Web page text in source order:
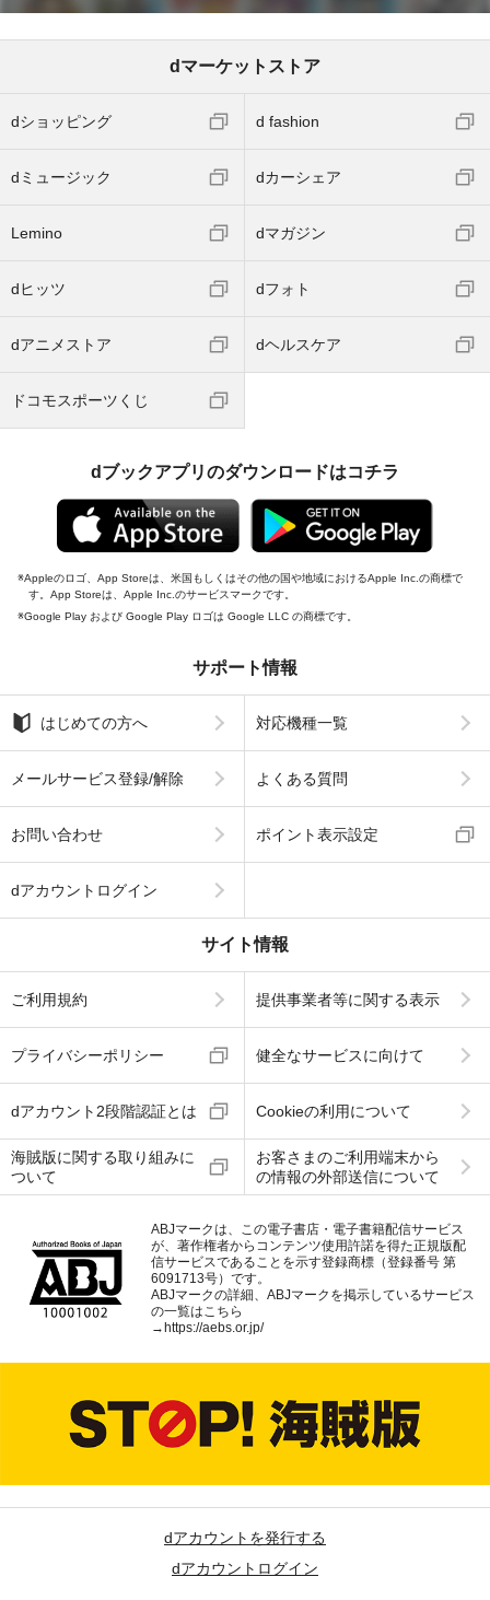
dマーケットストア
dショッピング d fashion
dミュージック dカーシェア
Lemino dマガジン
dヒッツ dフォト
dアニメストア dヘルスケア
ドコモスポーツくじ
dブックアプリのダウンロードはコチラ
Appleのロゴ、App Storeは、米国もしくはその他の国や地域におけるApple Inc.の商標で
す。App Storeは、Apple Inc.のサービスマークです。
Google Play および Google Play ロゴは Google LLC の商標です。
サポート情報
はじめての方へ 対応機種一覧
メールサービス登録/解除 よくある質問
お問い合わせ ポイント表示設定
dアカウントログイン
サイト情報
ご利用規約 提供事業者等に関する表示
プライバシーポリシー 健全なサービスに向けて
dアカウント2段階認証とは Cookieの利用について
海賊版に関する取り組みに
ついて
お客さまのご利用端末から
の情報の外部送信について
ABJマークは、この電子書店・電子書籍配信サービス
が、著作権者からコンテンツ使用許諾を得た正規版配
信サービスであることを示す登録商標（登録番号 第
6091713号）です。
ABJマークの詳細、ABJマークを掲示しているサービス
の一覧はこちら
→ https://aebs.or.jp/
dアカウントを発行する
dアカウントログイン